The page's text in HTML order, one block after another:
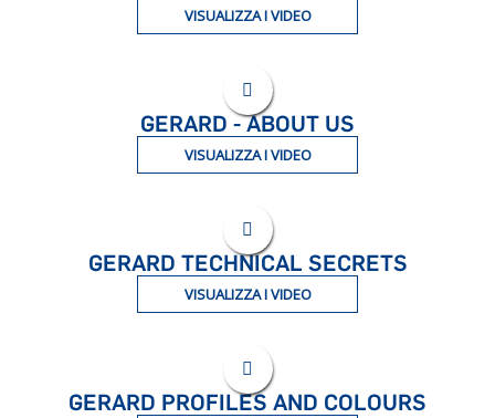
VISUALIZZA I VIDEO
GERARD - ABOUT US
VISUALIZZA I VIDEO
GERARD TECHNICAL SECRETS
VISUALIZZA I VIDEO
GERARD PROFILES AND COLOURS